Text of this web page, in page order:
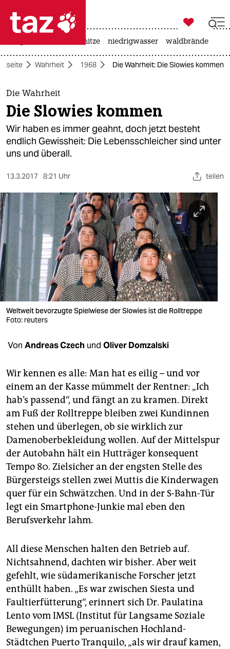
 taz zahl ich
taz zahl ich
themen
politik
öko
sport
berlin
nord
wahrheit
verlag
verlag
veranstaltungen
fragen & hilfe
unterstützen
abo
genossenschaft
epaper login

taz zahl ich
hitze niedrigwasser waldbrände
Wahrheit 1968 Die Wahrheit: Die Slowies kommen
Die Wahrheit
Die Slowies kommen
Wir haben es immer geahnt, doch jetzt besteht
endlich Gewissheit: Die Lebensschleicher sind unter
uns und überall.
13.3.2017 8:21 Uhr teilen
Weltweit bevorzugte Spielwiese der Slowies ist die Rolltreppe
Foto: reuters
Von Andreas Czech und Oliver Domzalski
Wir kennen es alle: Man hat es eilig – und vor
einem an der Kasse mümmelt der Rentner: „Ich
hab’s passend“, und fängt an zu kramen. Direkt
am Fuß der Rolltreppe bleiben zwei Kundinnen
stehen und überlegen, ob sie wirklich zur
Damenoberbekleidung wollen. Auf der Mittelspur
der Autobahn hält ein Hutträger konsequent
Tempo 80. Zielsicher an der engsten Stelle des
Bürgersteigs stellen zwei Muttis die Kinderwagen
quer für ein Schwätzchen. Und in der S-Bahn-Tür
legt ein Smartphone-Junkie mal eben den
Berufsverkehr lahm.
All diese Menschen halten den Betrieb auf.
Nichtsahnend, dachten wir bisher. Aber weit
gefehlt, wie südamerikanische Forscher jetzt
enthüllt haben. „Es war zwischen Siesta und
Faultierfütterung“, erinnert sich Dr. Paulatina
Lento vom IMSL (Institut für Langsame Soziale
Bewegungen) im peruanischen Hochland-
Städtchen Puerto Tranquilo, „als wir drauf kamen,